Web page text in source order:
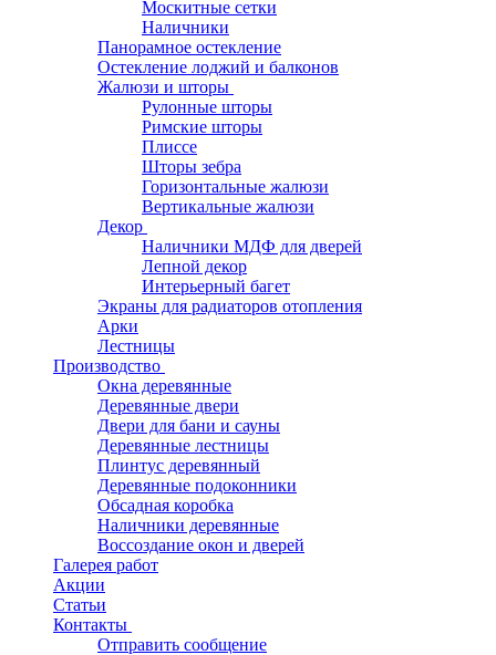
Москитные сетки
Наличники
Панорамное остекление
Остекление лоджий и балконов
Жалюзи и шторы
Рулонные шторы
Римские шторы
Плиссе
Шторы зебра
Горизонтальные жалюзи
Вертикальные жалюзи
Декор
Наличники МДФ для дверей
Лепной декор
Интерьерный багет
Экраны для радиаторов отопления
Арки
Лестницы
Производство
Окна деревянные
Деревянные двери
Двери для бани и сауны
Деревянные лестницы
Плинтус деревянный
Деревянные подоконники
Обсадная коробка
Наличники деревянные
Воссоздание окон и дверей
Галерея работ
Акции
Статьи
Контакты
Отправить сообщение